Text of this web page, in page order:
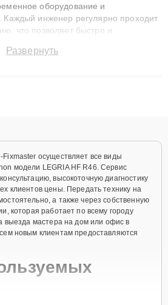
оборудование и
Каждый инженер регулярно проходит
что позволяет быстро и
3 лет. Наши мастера решают
Развернуть
осуществляет все виды
модели LEGRIA HF R46. Сервис
высокоточную диагностику
клиентов цены. Передать технику на
а также через собственную
которая работает по всему городу
выезда мастера на дом или офис в
новым клиентам предоставляются